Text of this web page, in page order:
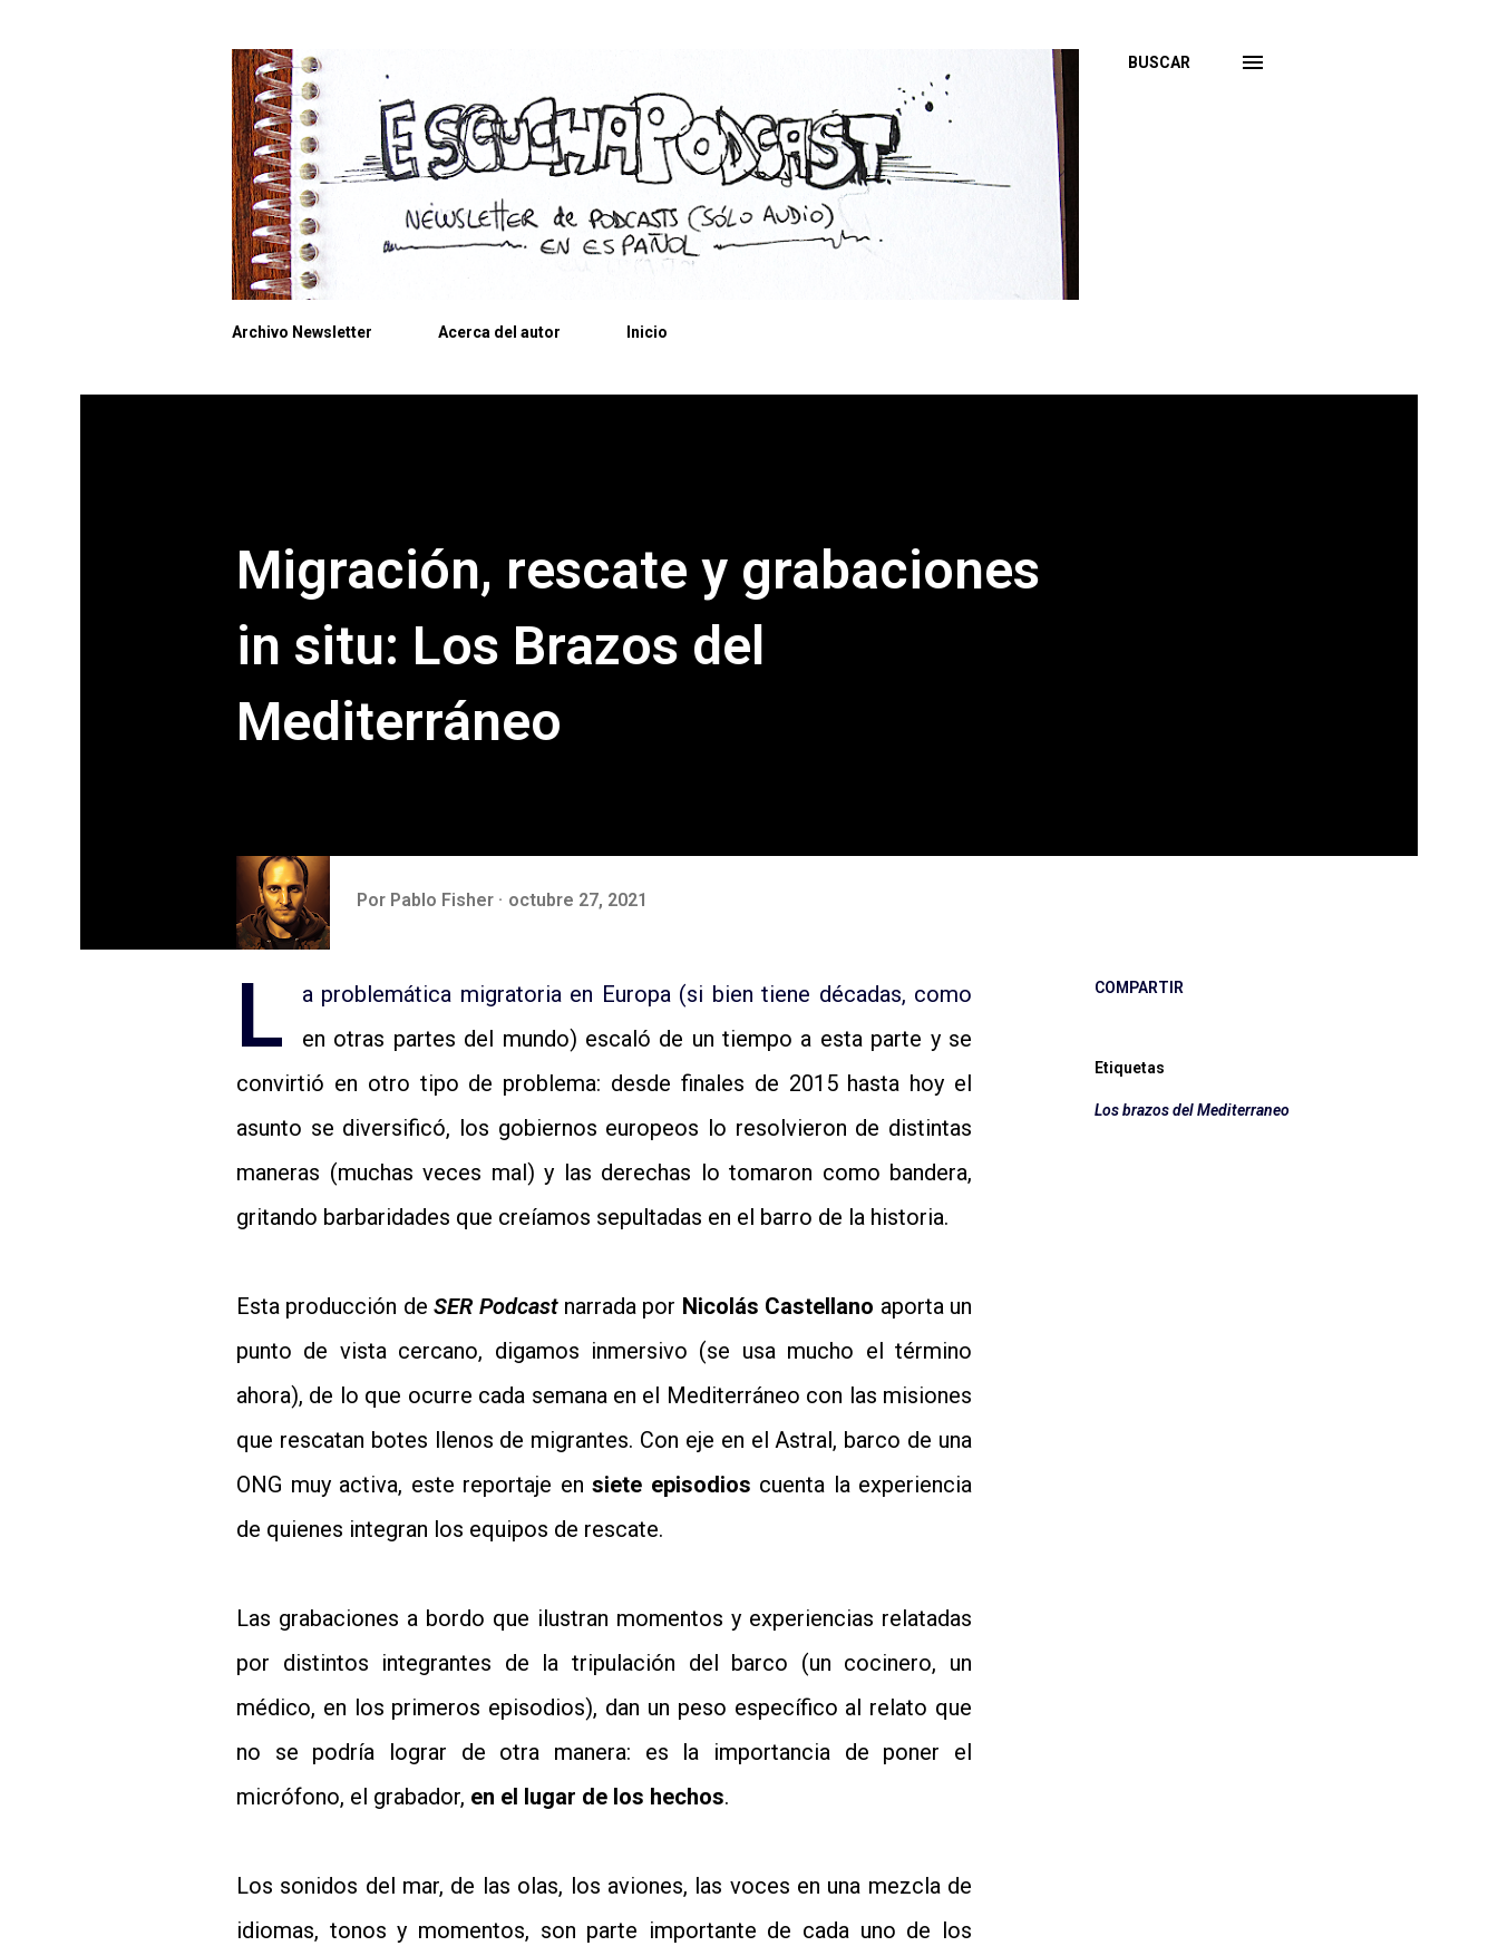
BUSCAR
Archivo Newsletter Acerca del autor Inicio
Migración, rescate y grabaciones
in situ: Los Brazos del
Mediterráneo
Por Pablo Fisher octubre 27, 2021
L
a problemática migratoria en Europa (si bien tiene décadas, como
en otras partes del mundo) escaló de un tiempo a esta parte y se
convirtió en otro tipo de problema: desde finales de 2015 hasta hoy el
asunto se diversificó, los gobiernos europeos lo resolvieron de distintas
maneras (muchas veces mal) y las derechas lo tomaron como bandera,
gritando barbaridades que creíamos sepultadas en el barro de la historia.
Esta producción deSER Podcastnarrada por Nicolás Castellano aporta un
punto de vista cercano, digamos inmersivo (se usa mucho el término
ahora), de lo que ocurre cada semana en el Mediterráneo con las misiones
que rescatan botes llenos de migrantes. Con eje en el Astral, barco de una
ONG muy activa, este reportaje en siete episodios cuenta la experiencia
de quienes integran los equipos de rescate.
Las grabaciones a bordo que ilustran momentos y experiencias relatadas
por distintos integrantes de la tripulación del barco (un cocinero, un
médico, en los primeros episodios), dan un peso específico al relato que
no se podría lograr de otra manera: es la importancia de poner el
micrófono, el grabador, en el lugar de los hechos.
Los sonidos del mar, de las olas, los aviones, las voces en una mezcla de
idiomas, tonos y momentos, son parte importante de cada uno de los
COMPARTIR
Etiquetas
Los brazos del Mediterraneo